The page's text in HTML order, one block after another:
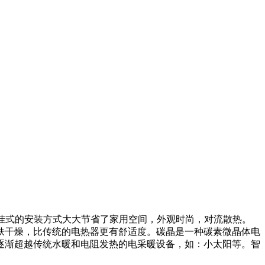
的安装方式大大节省了家用空间，外观时尚，对流散热。
燥，比传统的电热器更有舒适度。碳晶是一种碳素微晶体电
超越传统水暖和电阻发热的电采暖设备，如：小太阳等。智